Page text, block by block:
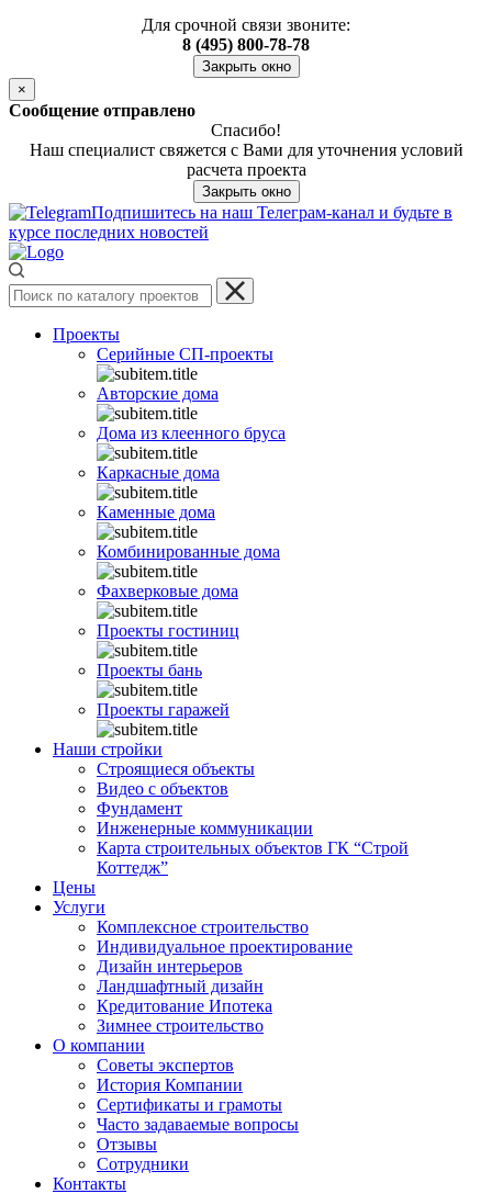
Для срочной связи звоните:
8 (495) 800-78-78
Закрыть окно
×
Сообщение отправлено
Спасибо!
Наш специалист свяжется с Вами для уточнения условий
расчета проекта
Закрыть окно
Подпишитесь на наш Телеграм-канал и будьте в
курсе последних новостей
Проекты
Серийные СП-проекты
Авторские дома
Дома из клеенного бруса
Каркасные дома
Каменные дома
Комбинированные дома
Фахверковые дома
Проекты гостиниц
Проекты бань
Проекты гаражей
Наши стройки
Строящиеся объекты
Видео с объектов
Фундамент
Инженерные коммуникации
Карта строительных объектов ГК “Строй
Коттедж”
Цены
Услуги
Комплексное строительство
Индивидуальное проектирование
Дизайн интерьеров
Ландшафтный дизайн
Кредитование Ипотека
Зимнее строительство
О компании
Советы экспертов
История Компании
Сертификаты и грамоты
Часто задаваемые вопросы
Отзывы
Сотрудники
Контакты